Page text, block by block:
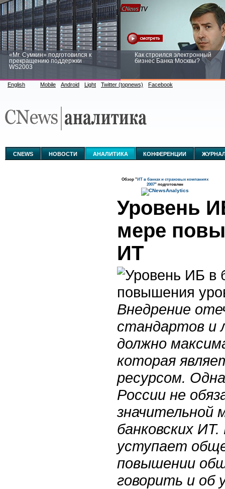
«Mr. Сумкин» подготовился к
прекращению поддержки
WS2003
Как строился электронный
бизнес Банка Москвы?
аналитике
English Mobile Android Light Twitter (topnews) Facebook
CNEWS НОВОСТИ АНАЛИТИКА КОНФЕРЕНЦИИ
Обзор "ИТ в банках и страховых компаниях
2007" подготовлен
Уровень
мере
ИТ
Внедрение
стандартов и
должно
которая
ресурсом.
России не
значительной
банковских
уступает
повышении
говорить и об